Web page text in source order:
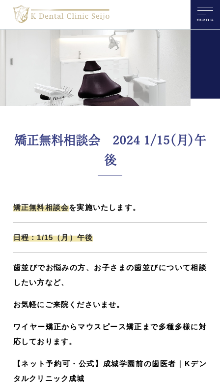
menu
矯正無料相談会 2024 1/15（月）午
後
矯正無料相談会を実施いたします。
日程：1/15（月）午後
歯並びでお悩みの方、お子さまの歯並びについて相談
したい方など、
お気軽にご来院くださいませ。
ワイヤー矯正からマウスピース矯正まで多種多様に対
応しております。
【ネット予約可・公式】成城学園前の歯医者｜Kデン
タルクリニック成城